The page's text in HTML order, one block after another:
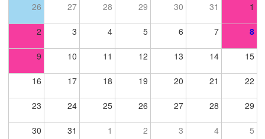
26 27 28 29 30 31 1
2 3 4 5 6 7 8
9 10 11 12 13 14 15
16 17 18 19 20 21 22
23 24 25 26 27 28 29
30 31 1 2 3 4 5